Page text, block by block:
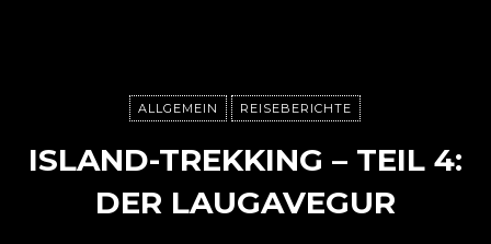
ALLGEMEIN REISEBERICHTE
ISLAND-TREKKING – TEIL 4:
DER LAUGAVEGUR